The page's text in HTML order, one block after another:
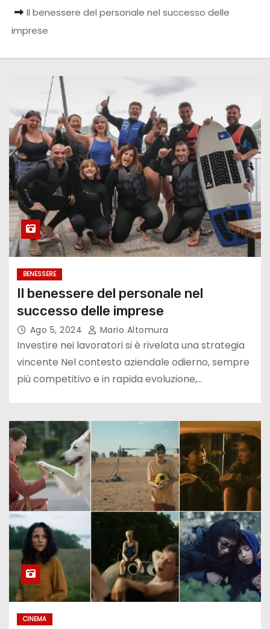
Il benessere del personale nel successo delle
imprese
BENESSERE
Il benessere del personale nel
successo delle imprese
Ago 5, 2024 Mario Altomura
Investire nei lavoratori si è rivelata una strategia
vincente Nel contesto aziendale odierno, sempre
più competitivo e in rapida evoluzione,…
CINEMA